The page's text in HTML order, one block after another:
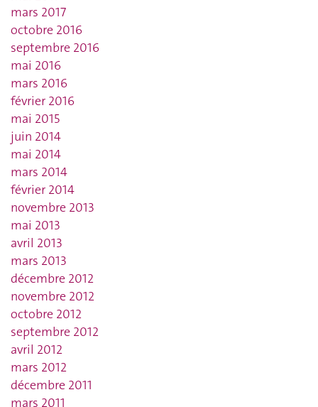
mars 2017
octobre 2016
septembre 2016
mai 2016
mars 2016
février 2016
mai 2015
juin 2014
mai 2014
mars 2014
février 2014
novembre 2013
mai 2013
avril 2013
mars 2013
décembre 2012
novembre 2012
octobre 2012
septembre 2012
avril 2012
mars 2012
décembre 2011
mars 2011